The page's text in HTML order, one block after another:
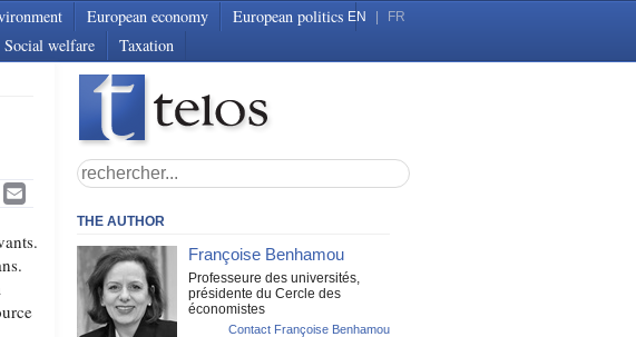
European economy
European politics
Social welfare Taxation
EN FR
Email
THE AUTHOR
Françoise Benhamou
Professeure des universités,
présidente du Cercle des
économistes
Contact Françoise Benhamou